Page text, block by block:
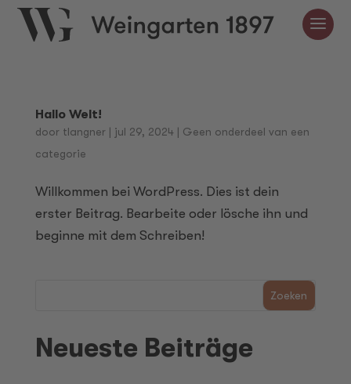
Hallo Welt!
door tlangner jul 29, 2024
Geen onderdeel van een
categorie
Willkommen bei WordPress. Dies ist dein
erster Beitrag. Bearbeite oder lösche ihn und
beginne mit dem Schreiben!
Zoeken
Neueste Beiträge